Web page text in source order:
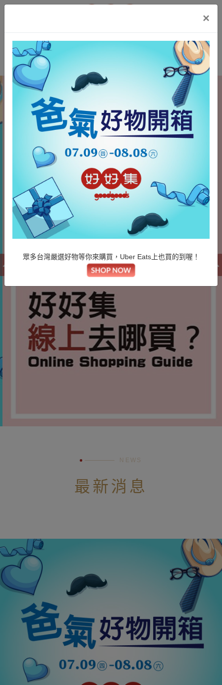
t.src=v;s=b.getElementsByTagName(e)[0];
NEWS
最新消息
×
眾多台灣嚴選好物等你來購買，Uber Eats上也買的到喔！